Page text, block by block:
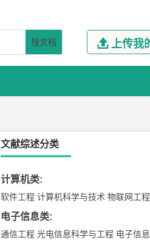
搜文档  上传我
文献综述分类
计算机类:
软件工程 计算机科学与技术 物联网工程
电子信息类:
通信工程 光电信息科学与工程 电子信